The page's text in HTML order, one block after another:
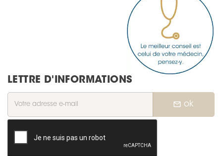
LETTRE D'INFORMATIONS
mail_outline ok